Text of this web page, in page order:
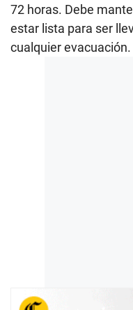
72 horas. Debe
estar lista para ser
cualquier evacuación.